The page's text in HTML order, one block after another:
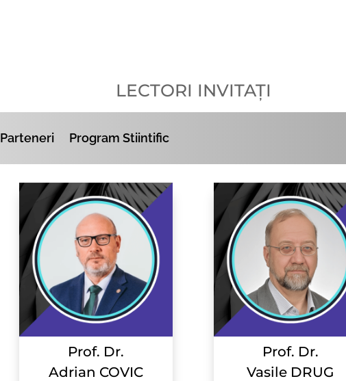
LECTORI INVITAȚI
Parteneri Program Stiintific
Prof. Dr.
Adrian COVIC
Prof. Dr.
Vasile DRUG